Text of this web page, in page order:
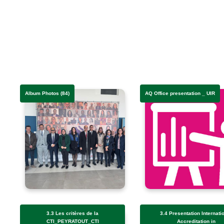
Album Photos (84) AQ Office presentation _ UIR
3.3 Les critères de la
CTI_PEYRATOUT_CTI
3.4 Presentation
Accreditation in